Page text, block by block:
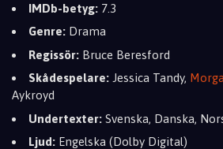
IMDb-betyg: 7.3
Genre: Drama
Regissör: Bruce Beresford
Skådespelare: Jessica Tandy,
Aykroyd
Undertexter: Svenska, Danska,
Ljud: Engelska (Dolby Digital)